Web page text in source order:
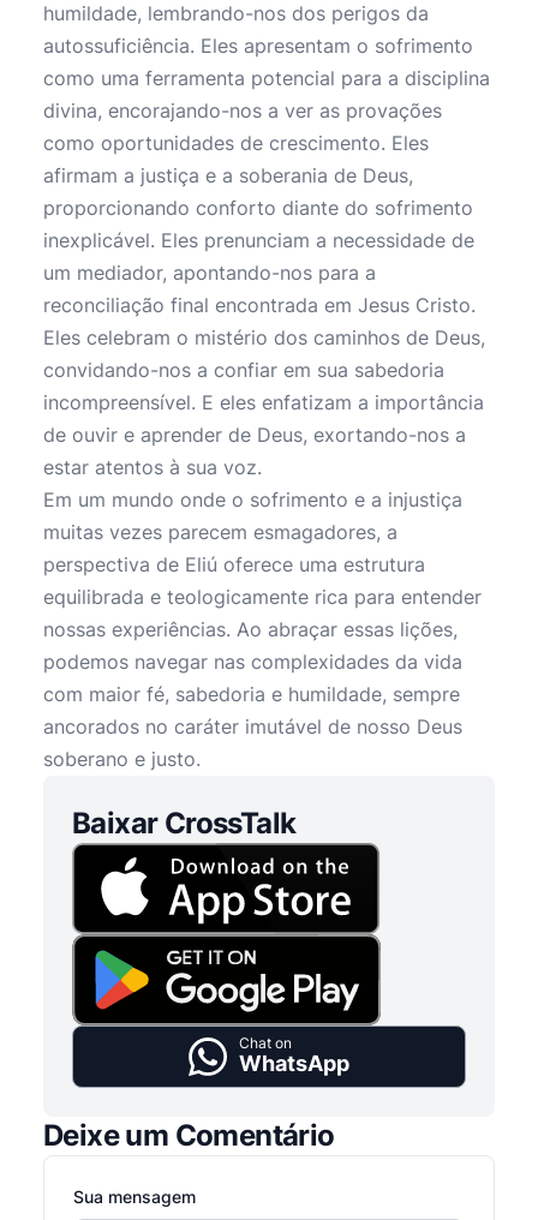
humildade, lembrando-nos dos perigos da
autossuficiência. Eles apresentam o sofrimento
como uma ferramenta potencial para a disciplina
divina, encorajando-nos a ver as provações
como oportunidades de crescimento. Eles
afirmam a justiça e a soberania de Deus,
proporcionando conforto diante do sofrimento
inexplicável. Eles prenunciam a necessidade de
um mediador, apontando-nos para a
reconciliação final encontrada em Jesus Cristo.
Eles celebram o mistério dos caminhos de Deus,
convidando-nos a confiar em sua sabedoria
incompreensível. E eles enfatizam a importância
de ouvir e aprender de Deus, exortando-nos a
estar atentos à sua voz.
Em um mundo onde o sofrimento e a injustiça
muitas vezes parecem esmagadores, a
perspectiva de Eliú oferece uma estrutura
equilibrada e teologicamente rica para entender
nossas experiências. Ao abraçar essas lições,
podemos navegar nas complexidades da vida
com maior fé, sabedoria e humildade, sempre
ancorados no caráter imutável de nosso Deus
soberano e justo.
Baixar CrossTalk
Chat on
WhatsApp
Deixe um Comentário
Sua mensagem